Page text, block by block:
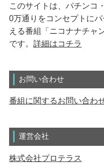
このサイトは、パチンコ
0万通りをコンセプトに
える番組「ニコナナチャ
です。 詳細はコチラ
お問い合わせ
番組に関するお問い合わ
運営会社
株式会社プロテラス